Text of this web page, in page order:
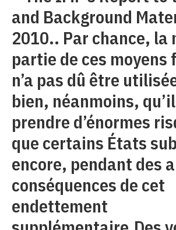
and Background
2010.. Par chance, la
partie de ces moyens
n’a pas dû être
bien, néanmoins,
prendre d’énormes
que certains États
encore, pendant des
conséquences de cet
endettement